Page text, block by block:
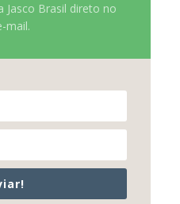
Jasco Brasil direto no
mail.